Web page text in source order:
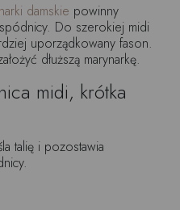
damskie powinny
Do szerokiej midi
uporządkowany fason.
dłuższą marynarkę.
midi, krótka
talię i pozostawia